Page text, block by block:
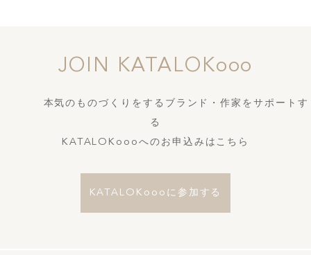
JOIN KATALOKooo
本気のものづくりをするブランド・作家をサポートす
る
KATALOKoooへのお申込みはこちら
KATALOKoooに参加する